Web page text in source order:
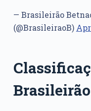
— Brasileirão
(@BrasileiraoB)